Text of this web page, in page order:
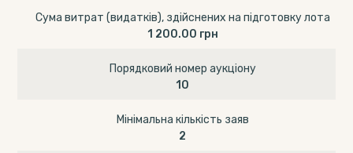
Сума витрат (видатків), здійснених на підготовку лота
1 200.00 грн
Порядковий номер аукціону
10
Мінімальна кількість заяв
2